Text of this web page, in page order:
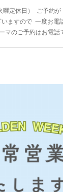
曜定休日） ご予約
ますので 一度お電
マのご予約はお電話